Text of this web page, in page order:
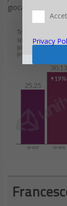
giocatori con un
Privacy